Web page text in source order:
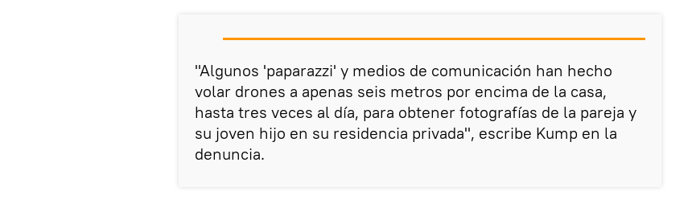
"Algunos 'paparazzi' y medios de comunicación han hecho
volar drones a apenas seis metros por encima de la casa,
hasta tres veces al día, para obtener fotografías de la pareja y
su joven hijo en su residencia privada", escribe Kump en la
denuncia.